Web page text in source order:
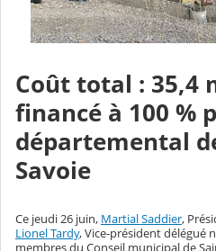
Coût total : 35,4
financé à 100 %
départemental
Savoie
Ce jeudi 26 juin, Martial Saddier,
Lionel Tardy, Vice-président délégué
membres du Conseil municipal de